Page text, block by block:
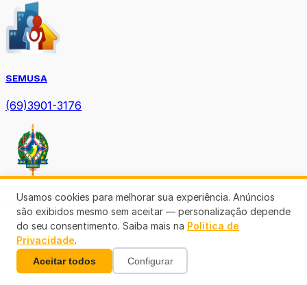
SEMUSA
(69)3901-3176
Diário Oficial TCE-RO
Usamos cookies para melhorar sua experiência. Anúncios
são exibidos mesmo sem aceitar — personalização depende
do seu consentimento. Saiba mais na Política de
Privacidade.
Aceitar todos Configurar